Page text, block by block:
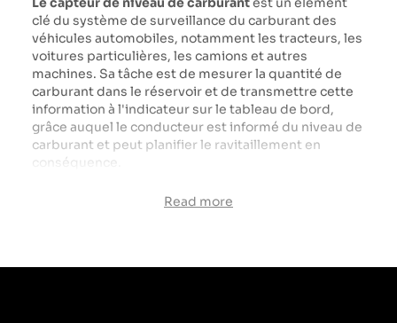
clé du système de surveillance du carburant des
véhicules automobiles, notamment les tracteurs, les
voitures particulières, les camions et autres
machines. Sa tâche est de mesurer la quantité de
carburant dans le réservoir et de transmettre cette
information à l'indicateur sur le tableau de bord,
grâce auquel le conducteur est informé du niveau de
carburant et peut planifier le ravitaillement en
conséquence.
Le capteur du filtre à carburant
important du système de carburant des véhicules,
construction. Sa tâche principale est de surveiller
Read more